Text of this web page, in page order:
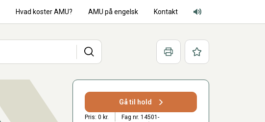
Hvad koster AMU? AMU på engelsk Kontakt
Adgang for alle lyd
Søg Print Favoritter
Gå til hold
Pris: 0 kr. Fag nr. 14501-